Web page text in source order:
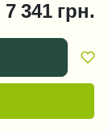
7 341 грн.